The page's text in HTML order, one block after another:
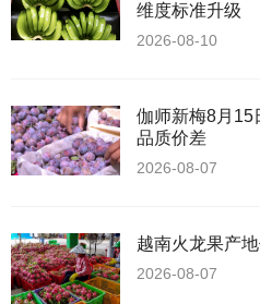
维度标准升级
2026-08-10
伽师新梅8月15日迎集
品质价差
2026-08-07
越南火龙果产
2026-08-07